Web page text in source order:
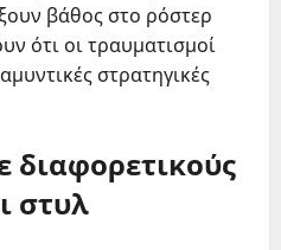
βάθος στο ρόστερ
ότι οι τραυματισμοί
στρατηγικές
στυλ